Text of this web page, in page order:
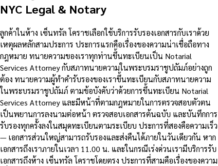
NYC Legal & Notary
ลูกค้าในห้าง เซ็นทรัล โคราชเลือกใช้บริการรับรองเอกสารกับเราด้วย
เหตุผลหลักสามประการ ประการแรกคือเรื่องของความน่าเชื่อถือทาง
กฎหมาย ทนายความของเราทุกท่านขึ้นทะเบียนเป็น Notarial
Services Attorney กับสภาทนายความในพระบรมราชูปถัมภ์อย่างถูก
ต้อง ทนายความผู้ทำคำรับรองของเราขึ้นทะเบียนกับสภาทนายความ
ในพระบรมราชูปถัมภ์ ตามข้อบังคับว่าด้วยการขึ้นทะเบียน Notarial
Services Attorney และมีหน้าที่ตามกฎหมายในการตรวจสอบตัวตน
เป็นพยานการลงนามต่อหน้า ตรวจสอบเอกสารต้นฉบับ และบันทึกการ
รับรองทุกครั้งลงในสมุดทะเบียนตามระเบียบ ประการที่สองคือความเร็ว
— เอกสารส่วนใหญ่สามารถรับรองและส่งคืนได้ภายในวันเดียวกัน หาก
เอกสารถึงเราภายในเวลา 11.00 น. และในกรณีเร่งด่วนเรามีบริการรับ
เอกสารถึงห้าง เซ็นทรัล โคราชโดยตรง ประการที่สามคือเรื่องของความ